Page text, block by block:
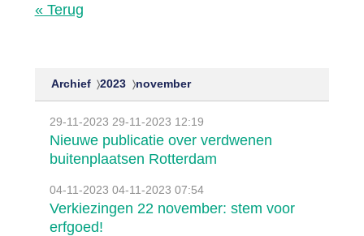
« Terug
Archief 2023 november
29-11-2023 29-11-2023 12:19
Nieuwe publicatie over verdwenen
buitenplaatsen Rotterdam
04-11-2023 04-11-2023 07:54
Verkiezingen 22 november: stem voor
erfgoed!